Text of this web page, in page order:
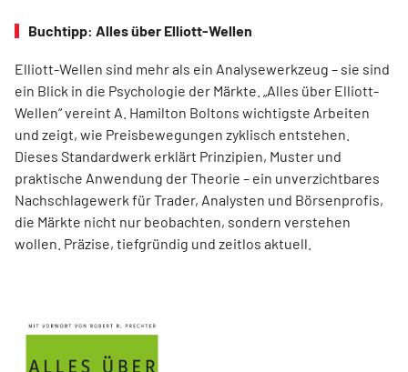
Buchtipp: Alles über Elliott-Wellen
Elliott-Wellen sind mehr als ein Analysewerkzeug – sie sind
ein Blick in die Psychologie der Märkte. „Alles über Elliott-
Wellen“ vereint A. Hamilton Boltons wichtigste Arbeiten
und zeigt, wie Preisbewegungen zyklisch entstehen.
Dieses Standardwerk erklärt Prinzipien, Muster und
praktische Anwendung der Theorie – ein unverzichtbares
Nachschlagewerk für Trader, Analysten und Börsenprofis,
die Märkte nicht nur beobachten, sondern verstehen
wollen. Präzise, tiefgründig und zeitlos aktuell.